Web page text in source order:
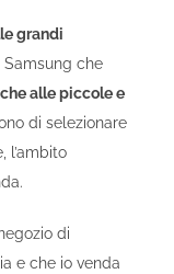
grandi
Samsung che
alle piccole e
di selezionare
l’ambito
di
e che io venda